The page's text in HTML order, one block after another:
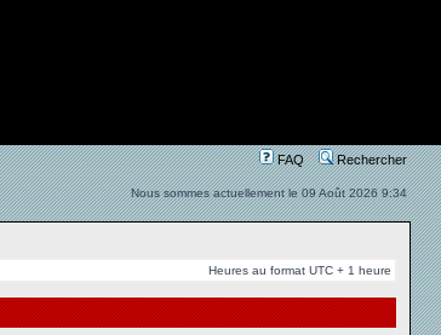
FAQ Rechercher
Nous sommes actuellement le 09 Août 2026 9:34
Heures au format UTC + 1 heure